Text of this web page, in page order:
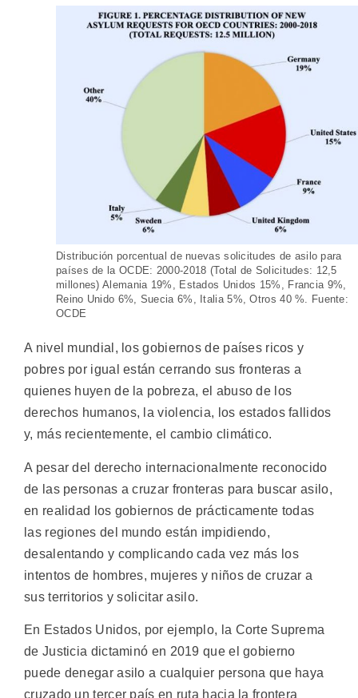
Distribución porcentual de nuevas solicitudes de asilo para
países de la OCDE: 2000-2018 (Total de Solicitudes: 12,5
millones) Alemania 19%, Estados Unidos 15%, Francia 9%,
Reino Unido 6%, Suecia 6%, Italia 5%, Otros 40 %. Fuente:
OCDE
A nivel mundial, los gobiernos de países ricos y
pobres por igual están cerrando sus fronteras a
quienes huyen de la pobreza, el abuso de los
derechos humanos, la violencia, los estados fallidos
y, más recientemente, el cambio climático.
A pesar del derecho internacionalmente reconocido
de las personas a cruzar fronteras para buscar asilo,
en realidad los gobiernos de prácticamente todas
las regiones del mundo están impidiendo,
desalentando y complicando cada vez más los
intentos de hombres, mujeres y niños de cruzar a
sus territorios y solicitar asilo.
En Estados Unidos, por ejemplo, la Corte Suprema
de Justicia dictaminó en 2019 que el gobierno
puede denegar asilo a cualquier persona que haya
cruzado un tercer país en ruta hacia la frontera